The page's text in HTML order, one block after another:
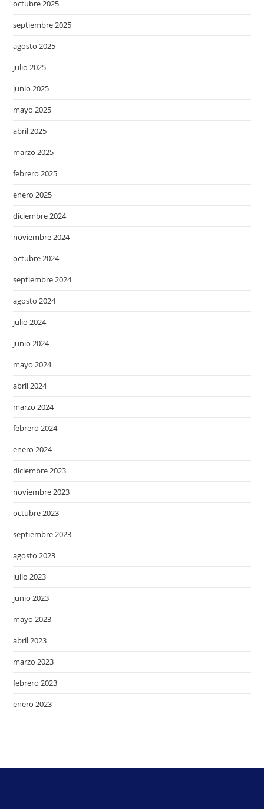
octubre 2025
septiembre 2025
agosto 2025
julio 2025
junio 2025
mayo 2025
abril 2025
marzo 2025
febrero 2025
enero 2025
diciembre 2024
noviembre 2024
octubre 2024
septiembre 2024
agosto 2024
julio 2024
junio 2024
mayo 2024
abril 2024
marzo 2024
febrero 2024
enero 2024
diciembre 2023
noviembre 2023
octubre 2023
septiembre 2023
agosto 2023
julio 2023
junio 2023
mayo 2023
abril 2023
marzo 2023
febrero 2023
enero 2023